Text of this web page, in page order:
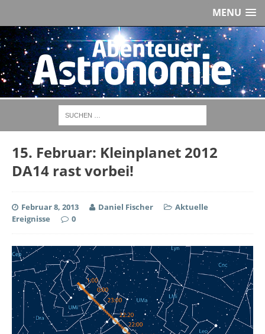
MENU
15. Februar: Kleinplanet 2012
DA14 rast vorbei!
Februar 8, 2013 Daniel Fischer
Aktuelle
Ereignisse
0